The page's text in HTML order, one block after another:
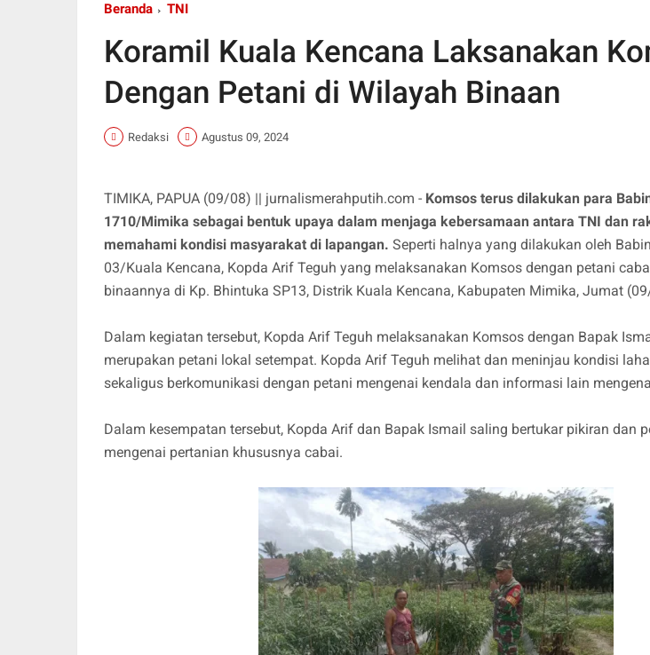
Beranda TNI
Koramil Kuala Kencana Laksanakan
Dengan Petani di Wilayah Binaan
Redaksi Agustus 09, 2024
TIMIKA, PAPUA (09/08) || jurnalismerahputih.com - Komsos terus dilakukan para
1710/Mimika sebagai bentuk upaya dalam menjaga kebersamaan antara TNI dan
memahami kondisi masyarakat di lapangan. Seperti halnya yang dilakukan oleh
03/Kuala Kencana, Kopda Arif Teguh yang melaksanakan Komsos dengan petani
binaannya di Kp. Bhintuka SP13, Distrik Kuala Kencana, Kabupaten Mimika, Jumat
Dalam kegiatan tersebut, Kopda Arif Teguh melaksanakan Komsos dengan Bapak
merupakan petani lokal setempat. Kopda Arif Teguh melihat dan meninjau kondisi
sekaligus berkomunikasi dengan petani mengenai kendala dan informasi lain
Dalam kesempatan tersebut, Kopda Arif dan Bapak Ismail saling bertukar pikiran dan
mengenai pertanian khususnya cabai.